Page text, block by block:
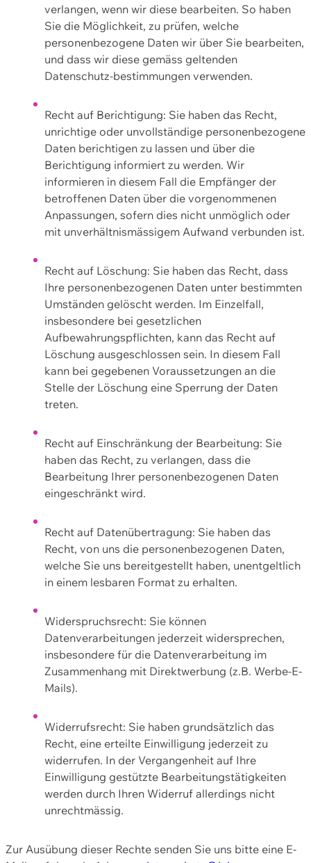
verlangen, wenn wir diese bearbeiten. So haben
Sie die Möglichkeit, zu prüfen, welche
personenbezogene Daten wir über Sie bearbeiten,
und dass wir diese gemäss geltenden
Datenschutz-bestimmungen verwenden.
Recht auf Berichtigung: Sie haben das Recht,
unrichtige oder unvollständige personenbezogene
Daten berichtigen zu lassen und über die
Berichtigung informiert zu werden. Wir
informieren in diesem Fall die Empfänger der
betroffenen Daten über die vorgenommenen
Anpassungen, sofern dies nicht unmöglich oder
mit unverhältnismässigem Aufwand verbunden ist.
Recht auf Löschung: Sie haben das Recht, dass
Ihre personenbezogenen Daten unter bestimmten
Umständen gelöscht werden. Im Einzelfall,
insbesondere bei gesetzlichen
Aufbewahrungspflichten, kann das Recht auf
Löschung ausgeschlossen sein. In diesem Fall
kann bei gegebenen Voraussetzungen an die
Stelle der Löschung eine Sperrung der Daten
treten.
Recht auf Einschränkung der Bearbeitung: Sie
haben das Recht, zu verlangen, dass die
Bearbeitung Ihrer personenbezogenen Daten
eingeschränkt wird.
Recht auf Datenübertragung: Sie haben das
Recht, von uns die personenbezogenen Daten,
welche Sie uns bereitgestellt haben, unentgeltlich
in einem lesbaren Format zu erhalten.
Widerspruchsrecht: Sie können
Datenverarbeitungen jederzeit widersprechen,
insbesondere für die Datenverarbeitung im
Zusammenhang mit Direktwerbung (z.B. Werbe-E-
Mails).
Widerrufsrecht: Sie haben grundsätzlich das
Recht, eine erteilte Einwilligung jederzeit zu
widerrufen. In der Vergangenheit auf Ihre
Einwilligung gestützte Bearbeitungstätigkeiten
werden durch Ihren Widerruf allerdings nicht
unrechtmässig.
Zur Ausübung dieser Rechte senden Sie uns bitte eine E-